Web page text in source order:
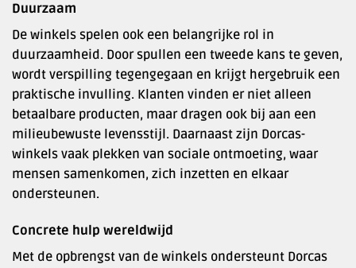
Duurzaam
De winkels spelen ook een belangrijke rol in
duurzaamheid. Door spullen een tweede kans te geven,
wordt verspilling tegengegaan en krijgt hergebruik een
praktische invulling. Klanten vinden er niet alleen
betaalbare producten, maar dragen ook bij aan een
milieubewuste levensstijl. Daarnaast zijn Dorcas-
winkels vaak plekken van sociale ontmoeting, waar
mensen samenkomen, zich inzetten en elkaar
ondersteunen.
Concrete hulp wereldwijd
Met de opbrengst van de winkels ondersteunt Dorcas